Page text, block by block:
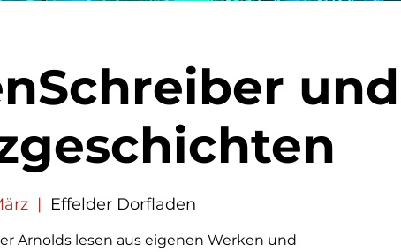
und
  |
Effelder Dorfladen
Arnolds lesen aus eigenen Werken und